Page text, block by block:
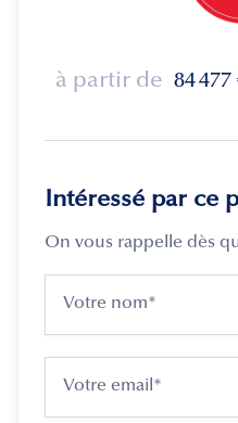
à partir de 84 477
Intéressé par ce
On vous rappelle dès